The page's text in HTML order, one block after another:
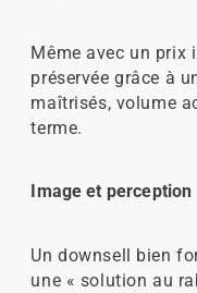
Même avec un prix
préservée grâce à
maîtrisés, volume
terme.
Image et perception
Un downsell bien
une « solution au